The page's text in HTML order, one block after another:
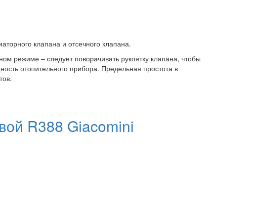
клапана и отсечного клапана.
режиме – следует поворачивать рукоятку клапана, чтобы
отопительного прибора. Предельная простота в
R388 Giacomini